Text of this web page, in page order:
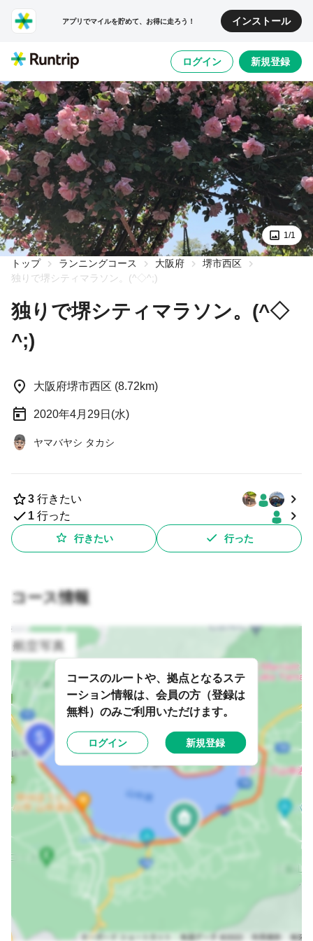
アプリでマイルを貯めて、お得に走ろう！ インストール
ログイン 新規登録
1/1
トップ ランニングコース 大阪府
堺市西区
独りで堺シティマラソン。(^◇^;)
独りで堺シティマラソン。(^◇
^;)
大阪府堺市西区 (8.72km)
2020年4月29日(水)
ヤマバヤシ タカシ
3 行きたい
1 行った
行きたい 行った
コース情報
コースのルートや、拠点となるステ
ーション情報は、会員の方（登録は
無料）のみご利用いただけます。
ログイン 新規登録